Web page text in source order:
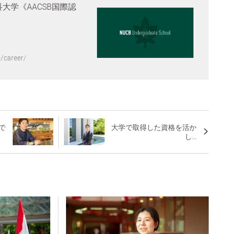
学《AACSB国際認
career/
大学で取得した資格を活か
し...